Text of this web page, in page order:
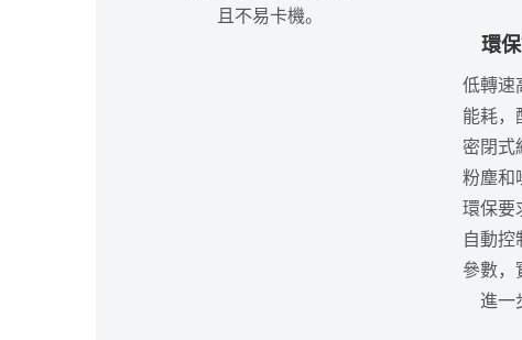
且不易卡機。
環
低轉速
能耗，
密閉式
粉塵和
環保要
自動控
參數，
進一